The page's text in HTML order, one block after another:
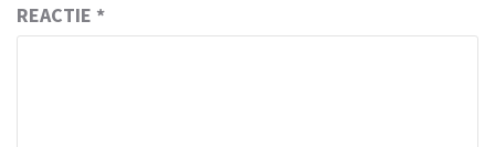
REACTIE *